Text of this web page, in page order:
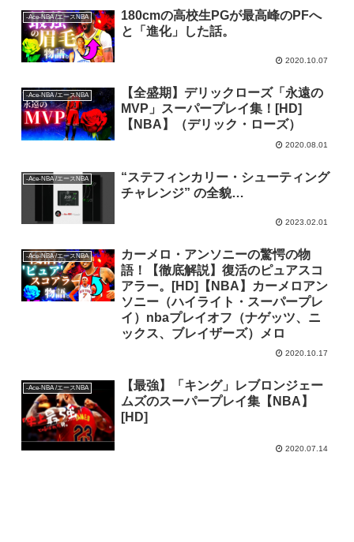
-Ace-NBA /エースNBA
180cmの高校生PGが最高峰のPFへ
と「進化」した話。
2020.10.07
-Ace-NBA /エースNBA
【全盛期】デリックローズ「永遠の
MVP」スーパープレイ集！[HD]
【NBA】（デリック・ローズ）
2020.08.01
-Ace-NBA /エースNBA
“ステフィンカリー・シューティング
チャレンジ” の全貌…
2023.02.01
-Ace-NBA /エースNBA
カーメロ・アンソニーの驚愕の物
語！【徹底解説】復活のピュアスコ
アラー。[HD]【NBA】カーメロアン
ソニー（ハイライト・スーパープレ
イ）nbaプレイオフ（ナゲッツ、ニ
ックス、ブレイザーズ）メロ
2020.10.17
-Ace-NBA /エースNBA
【最強】「キング」レブロンジェー
ムズのスーパープレイ集【NBA】
[HD]
2020.07.14